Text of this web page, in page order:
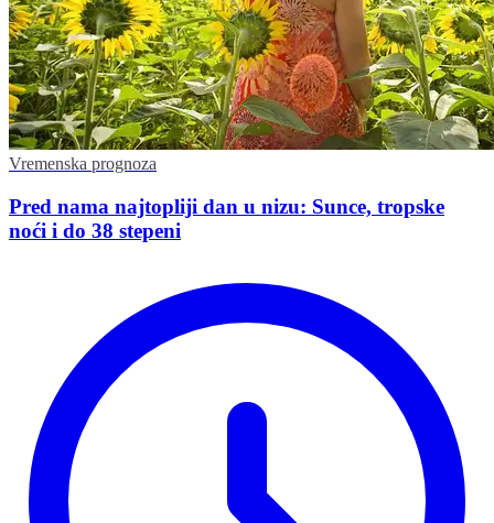
Vremenska prognoza
Pred nama najtopliji dan u nizu: Sunce, tropske
noći i do 38 stepeni